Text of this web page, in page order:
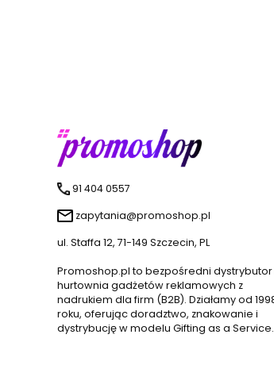
91 404 0557
zapytania@promoshop.pl
ul. Staffa 12, 71-149 Szczecin, PL
Promoshop.pl to bezpośredni dystrybutor
hurtownia gadżetów reklamowych z
nadrukiem dla firm (B2B). Działamy od
roku, oferując doradztwo, znakowanie i
dystrybucję w modelu Gifting as a Service.